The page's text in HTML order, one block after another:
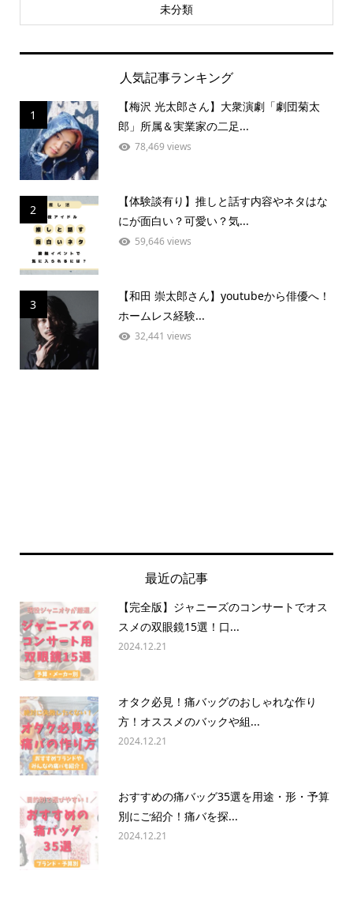
未分類
人気記事ランキング
1
【梅沢 光太郎さん】大衆演劇「劇団菊太
郎」所属＆実業家の二足...
78,469 views
2
【体験談有り】推しと話す内容やネタはな
にが面白い？可愛い？気...
59,646 views
3
【和田 崇太郎さん】youtubeから俳優へ！
ホームレス経験...
32,441 views
最近の記事
【完全版】ジャニーズのコンサートでオス
スメの双眼鏡15選！口...
2024.12.21
オタク必見！痛バッグのおしゃれな作り
方！オススメのバックや組...
2024.12.21
おすすめの痛バッグ35選を用途・形・予算
別にご紹介！痛バを探...
2024.12.21